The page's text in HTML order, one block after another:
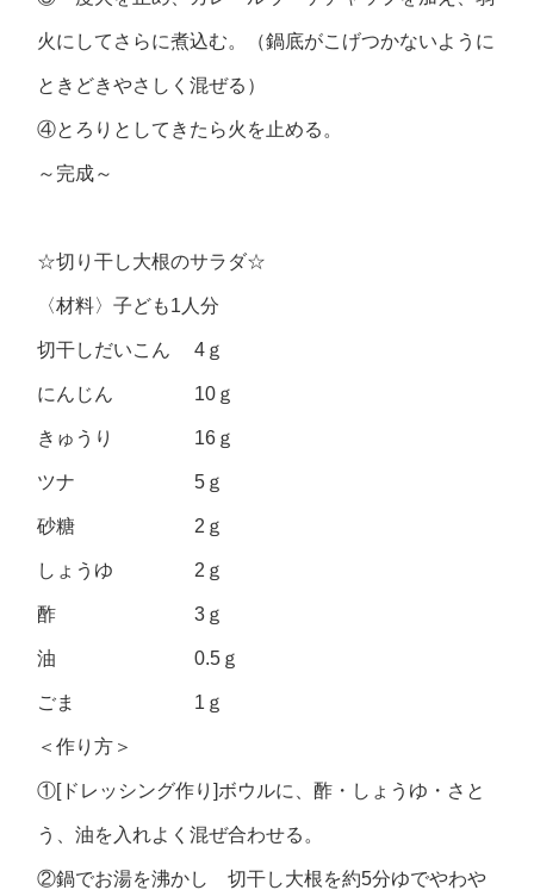
火にしてさらに煮込む。（鍋底がこげつかないように
ときどきやさしく混ぜる）
④とろりとしてきたら火を止める。
～完成～
☆切り干し大根のサラダ☆
〈材料〉子ども1人分
切干しだいこん 4ｇ
にんじん 10ｇ
きゅうり 16ｇ
ツナ 5ｇ
砂糖 2ｇ
しょうゆ 2ｇ
酢 3ｇ
油 0.5ｇ
ごま 1ｇ
＜作り方＞
①[ドレッシング作り]ボウルに、酢・しょうゆ・さと
う、油を入れよく混ぜ合わせる。
②鍋でお湯を沸かし 切干し大根を約5分ゆでやわや